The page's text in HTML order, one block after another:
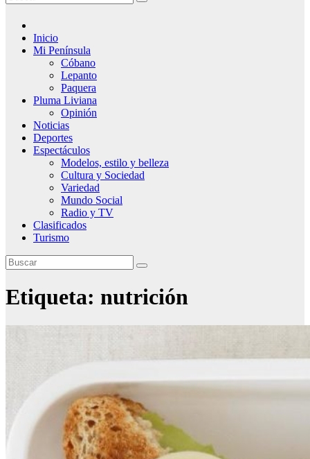
Inicio
Mi Península
Cóbano
Lepanto
Paquera
Pluma Liviana
Opinión
Noticias
Deportes
Espectáculos
Modelos, estilo y belleza
Cultura y Sociedad
Variedad
Mundo Social
Radio y TV
Clasificados
Turismo
Etiqueta: nutrición